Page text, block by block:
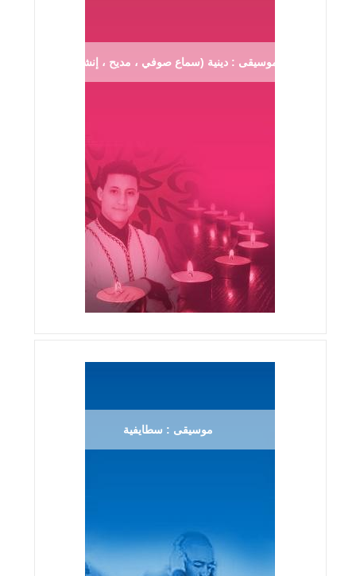
موسيقى : دينية (سماع صوفي ، مديح ، إنشاد ...)
موسيقى : سطايفية